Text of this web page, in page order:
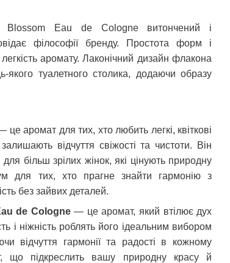
Blossom Eau de Cologneвитончений і
філософії бренду. Простота форм і
аромату. Лаконічний дизайн флакона
туалетного столика, додаючи образу
аромат для тих, хто любить легкі, квіткові
відчуття свіжості та чистоти.
Він
більш зрілих жінок, які цінують природну
для тих, хто прагне знайти гармонію з
без зайвих деталей.
de Cologne— це аромат, який втілює дух
і ніжність роблять його ідеальним вибором
відчуття гармонії та радості в кожному
що підкреслить вашу природну красу й